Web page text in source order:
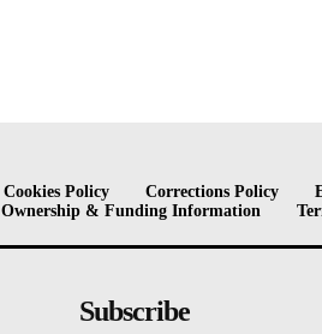
Cookies Policy Corrections Policy
Ownership & Funding Information
Subscribe